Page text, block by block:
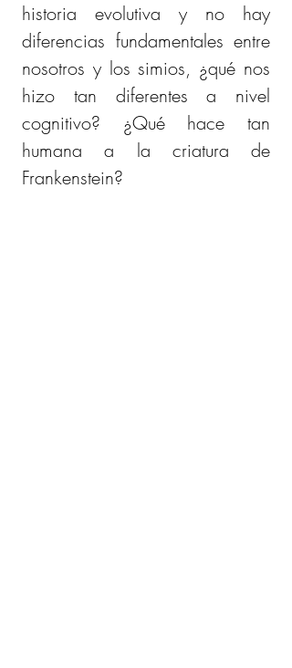
historia evolutiva y no hay
diferencias fundamentales entre
nosotros y los simios, ¿qué nos
hizo tan diferentes a nivel
cognitivo? ¿Qué hace tan
humana a la criatura de
Frankenstein?